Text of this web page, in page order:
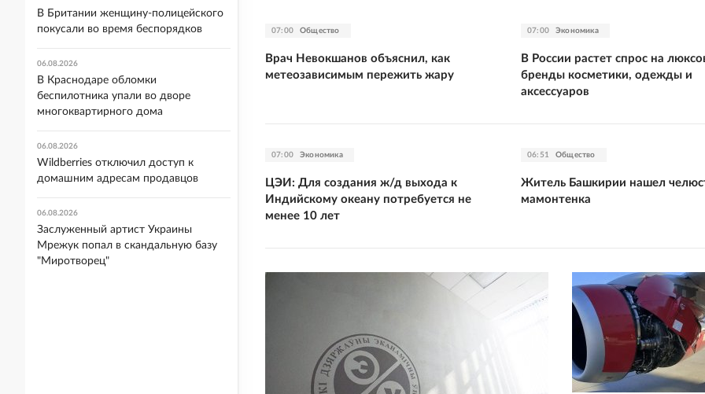
07:00 Общество
Врач Невокшанов объяснил, как
метеозависимым пережить жару
07:00 Экономика
В России растет спрос на
бренды косметики, одежды и
аксессуаров
07:00 Экономика
ЦЭИ: Для создания ж/д выхода к
Индийскому океану потребуется не
менее 10 лет
06:51 Общество
Житель Башкирии нашел
мамонтенка
В Британии женщину-полицейского
покусали во время беспорядков
06.08.2026
В Краснодаре обломки
беспилотника упали во дворе
многоквартирного дома
06.08.2026
Wildberries отключил доступ к
домашним адресам продавцов
06.08.2026
Заслуженный артист Украины
Мрежук попал в скандальную базу
"Миротворец"